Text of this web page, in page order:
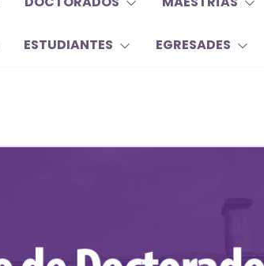
ESTUDIANTES EGRESADES